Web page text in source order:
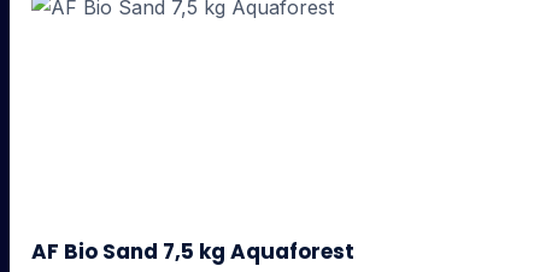
AF Bio Sand 7,5 kg Aquaforest